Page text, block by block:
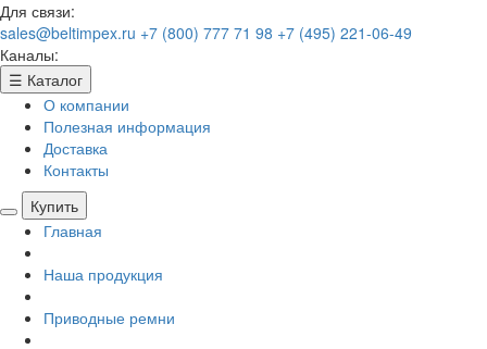
Для связи:
sales@beltimpex.ru +7 (800) 777 71 98 +7 (495) 221-06-49
Каналы:
☰ Каталог
О компании
Полезная информация
Доставка
Контакты
Купить
Главная
Наша продукция
Приводные ремни